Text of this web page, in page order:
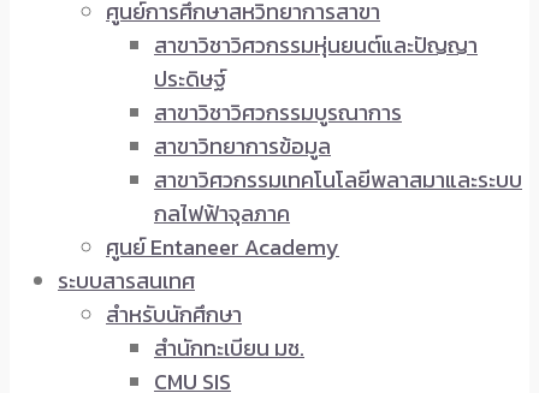
ศูนย์การศึกษาสหวิทยาการสาขา
สาขาวิชาวิศวกรรมหุ่นยนต์และปัญญา
ประดิษฐ์
สาขาวิชาวิศวกรรมบูรณาการ
สาขาวิทยาการข้อมูล
สาขาวิศวกรรมเทคโนโลยีพลาสมาและระบบ
กลไฟฟ้าจุลภาค
ศูนย์ Entaneer Academy
ระบบสารสนเทศ
สำหรับนักศึกษา
สำนักทะเบียน มช.
CMU SIS